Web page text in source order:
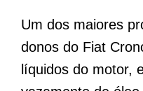
Um dos maiores
donos do Fiat
líquidos do motor,